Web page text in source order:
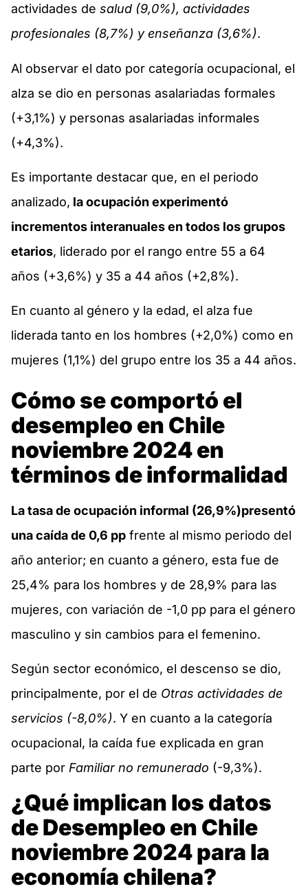
actividades de salud (9,0%), actividades
profesionales (8,7%) y enseñanza (3,6%).
Al observar el dato por categoría ocupacional, el
alza se dio en personas asalariadas formales
(+3,1%) y personas asalariadas informales
(+4,3%).
Es importante destacar que, en el periodo
analizado, la ocupación experimentó
incrementos interanuales en todos los grupos
etarios, liderado por el rango entre 55 a 64
años (+3,6%) y 35 a 44 años (+2,8%).
En cuanto al género y la edad, el alza fue
liderada tanto en los hombres (+2,0%) como en
mujeres (1,1%) del grupo entre los 35 a 44 años.
Cómo se comportó el
desempleo en Chile
noviembre 2024 en
términos de informalidad
La tasa de ocupación informal (26,9%)presentó
una caída de 0,6 pp frente al mismo periodo del
año anterior; en cuanto a género, esta fue de
25,4% para los hombres y de 28,9% para las
mujeres, con variación de -1,0 pp para el género
masculino y sin cambios para el femenino.
Según sector económico, el descenso se dio,
principalmente, por el de Otras actividades de
servicios (-8,0%). Y en cuanto a la categoría
ocupacional, la caída fue explicada en gran
parte por Familiar no remunerado (-9,3%).
¿Qué implican los datos
de Desempleo en Chile
noviembre 2024 para la
economía chilena?